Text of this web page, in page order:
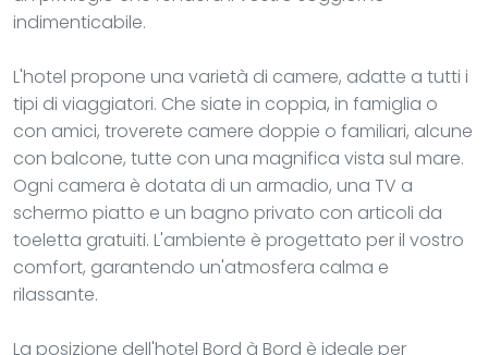
indimenticabile.
L'hotel propone una varietà di camere, adatte a tutti i
tipi di viaggiatori. Che siate in coppia, in famiglia o
con amici, troverete camere doppie o familiari, alcune
con balcone, tutte con una magnifica vista sul mare.
Ogni camera è dotata di un armadio, una TV a
schermo piatto e un bagno privato con articoli da
toeletta gratuiti. L'ambiente è progettato per il vostro
comfort, garantendo un'atmosfera calma e
rilassante.
La posizione dell'hotel Bord à Bord è ideale per